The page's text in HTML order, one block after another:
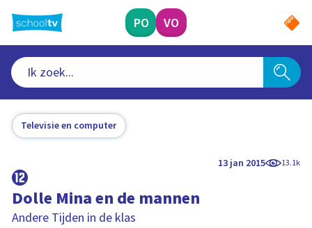
naar
hoofdinhoud
PO VO
Televisie en computer
13 jan 2015 13.1k
Dolle Mina en de mannen
Andere Tijden in de klas